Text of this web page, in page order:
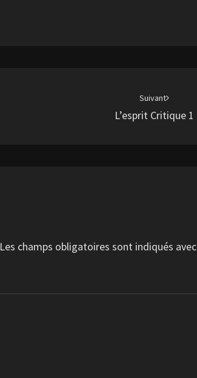
Suivant
L’esprit Critique 1
Les champs obligatoires sont indiqués avec